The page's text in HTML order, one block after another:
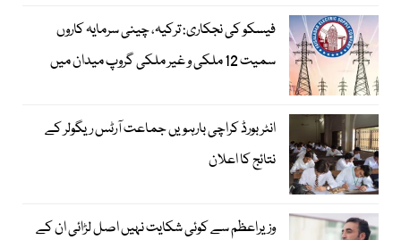
فیسکو کی نجکاری: ترکیہ، چینی سرمایہ کاروں
سمیت 12 ملکی و غیر ملکی گروپ میدان میں
انٹر بورڈ کراچی بارہویں جماعت آرٹس ریگولر کے
نتائج کا اعلان
وزیراعظم سے کوئی شکایت نہیں اصل لڑائی ان کے